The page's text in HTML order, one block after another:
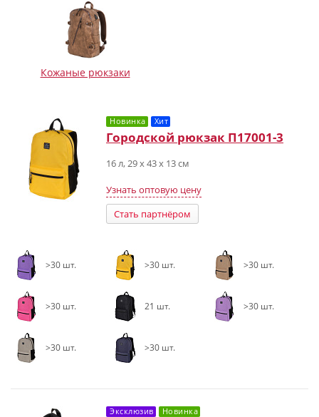
Кожаные рюкзаки
Новинка Хит
Городской рюкзак П17001-3
16 л, 29 x 43 x 13 см
Узнать оптовую цену
Стать партнёром
>30 шт. >30 шт. >30 шт.
>30 шт. 21 шт. >30 шт.
>30 шт. >30 шт.
Эксклюзив Новинка